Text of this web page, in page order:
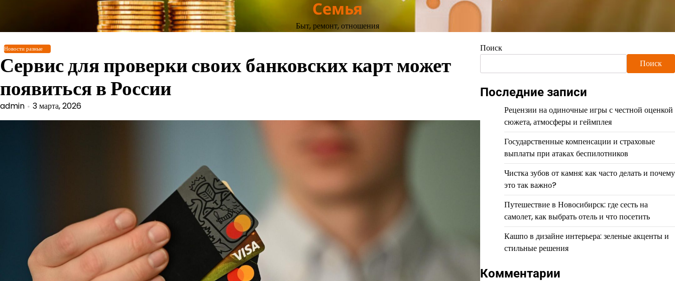
содержимому
Семья
Быт, ремонт, отношения
Новости разные
Сервис для проверки своих банковских карт может
появиться в России
admin 3 марта, 2026
Поиск
Поиск
Последние записи
Рецензии на одиночные игры с честной оценкой
сюжета, атмосферы и геймплея
Государственные компенсации и страховые
выплаты при атаках беспилотников
Чистка зубов от камня: как часто делать и почему
это так важно?
Путешествие в Новосибирск: где сесть на
самолет, как выбрать отель и что посетить
Кашпо в дизайне интерьера: зеленые акценты и
стильные решения
Комментарии